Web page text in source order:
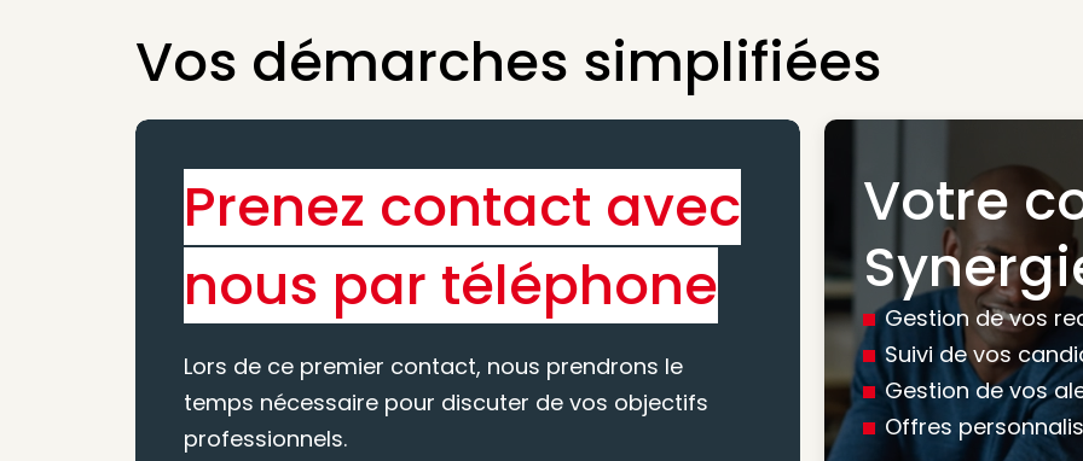
Vos démarches simplifiées
Prenez contact avec
nous par téléphone
Lors de ce premier contact, nous prendrons le
temps nécessaire pour discuter de vos objectifs
professionnels.
Nous vous
Votre
Gestion de vos
Suivi de vos
Gestion de vos
Offres